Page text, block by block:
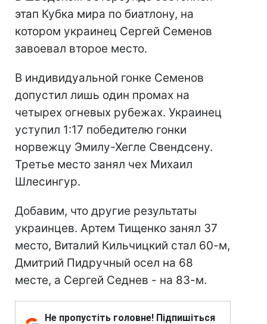
этап Кубка мира по биатлону, на
котором украинец Сергей Семенов
завоевал второе место.
В индивидуальной гонке Семенов
допустил лишь один промах на
четырех огневых рубежах. Украинец
уступил 1:17 победителю гонки
норвежцу Эмилу-Хегле Свендсену.
Третье место занял чех Михаил
Шлесингур.
Добавим, что другие результаты
украинцев. Артем Тищенко занял 37
место, Виталий Кильчицкий стал 60-м,
Дмитрий Пидручный осел на 68
месте, а Сергей Седнев - на 83-м.
Не пропустіть головне! Підпишіться